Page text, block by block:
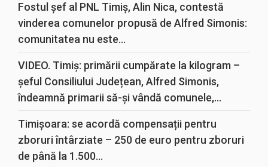
Fostul șef al PNL Timiș, Alin Nica, contestă
vinderea comunelor propusă de Alfred Simonis:
comunitatea nu este...
VIDEO. Timiș: primării cumpărate la kilogram –
șeful Consiliului Județean, Alfred Simonis,
îndeamnă primarii să-și vândă comunele,...
Timișoara: se acordă compensații pentru
zboruri întârziate – 250 de euro pentru zboruri
de până la 1.500...